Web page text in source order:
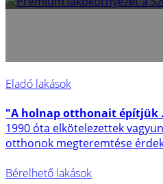
Eladó lakások
"A holnap otthonait építjük
1990 óta elkötelezettek
otthonok megteremtése
Bérelhető lakások